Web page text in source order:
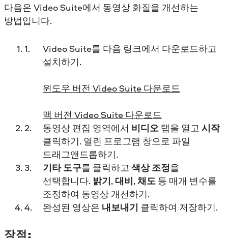
다음은 Video Suite에서 동영상 화질을 개선하는
방법입니다.
Video Suite를 다음 링크에서 다운로드하고
설치하기.
윈도우 버전 Video Suite 다운로드
맥 버전 Video Suite 다운로드
동영상 편집 영역에서 비디오탭을 열고 시작
클릭하기. 열린 프로그램 창으로 파일
드래그앤드롭하기.
기타 도구를 클릭하고 색상 조정을
선택합니다. 밝기, 대비, 채도등 매개 변수를
조정하여 동영상 개선하기.
완성된 영상은 내보내기 클릭하여 저장하기.
장점: